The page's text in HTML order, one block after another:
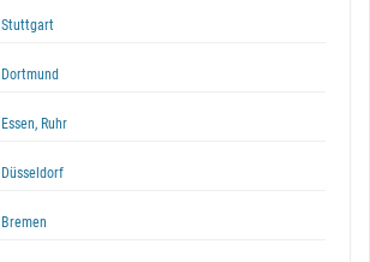
Stuttgart
Dortmund
Essen, Ruhr
Düsseldorf
Bremen